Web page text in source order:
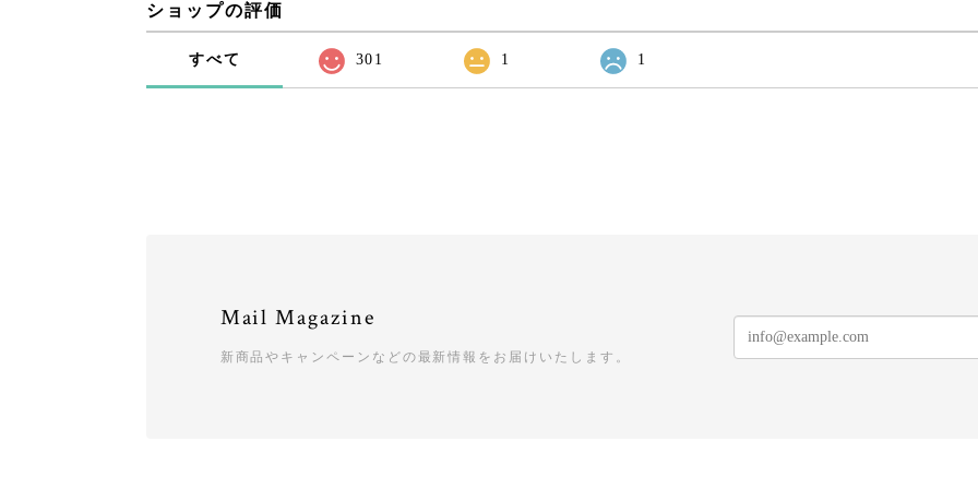
ショップの評価
すべて 301 1 1
Mail Magazine
新商品やキャンペーンなどの最新情報をお届けいたします。